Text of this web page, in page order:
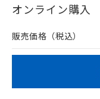
在庫等で未対応品
問い合わせください
オンライン購入
販売価格（税込）